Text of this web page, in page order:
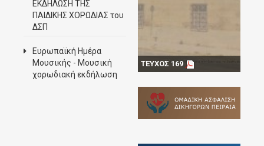
ΕΚΔΗΛΩΣΗ ΤΗΣ
ΠΑΙΔΙΚΗΣ ΧΟΡΩΔΙΑΣ του
ΔΣΠ
Ευρωπαϊκή Ημέρα
Μουσικής - Mουσική
χορωδιακή εκδήλωση
ΤΕΥΧΟΣ 169